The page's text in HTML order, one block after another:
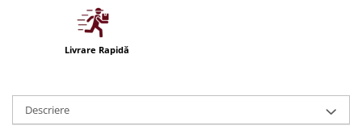
Livrare Rapidă
Descriere